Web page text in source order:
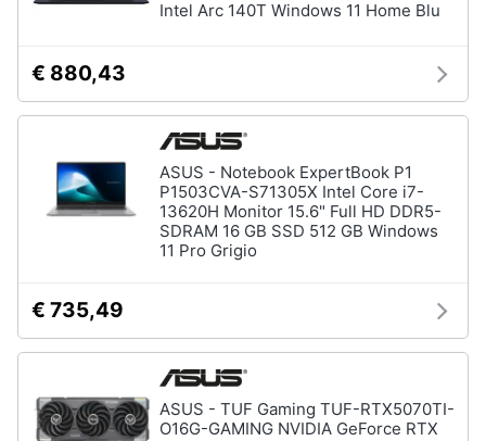
Intel Arc 140T Windows 11 Home Blu
€ 880,43
ASUS - Notebook ExpertBook P1
P1503CVA-S71305X Intel Core i7-
13620H Monitor 15.6" Full HD DDR5-
SDRAM 16 GB SSD 512 GB Windows
11 Pro Grigio
€ 735,49
ASUS - TUF Gaming TUF-RTX5070TI-
O16G-GAMING NVIDIA GeForce RTX